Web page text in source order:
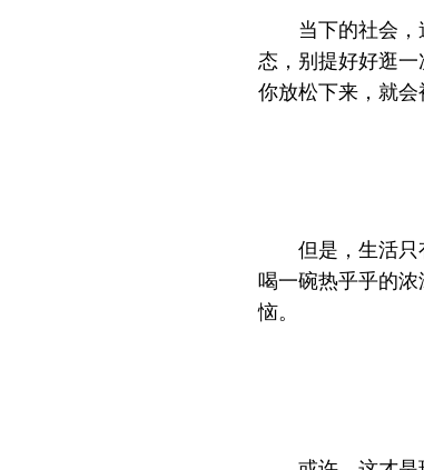
当下的社会
态，别提好好逛
你放松下来，就会
但是，生活只
喝一碗热乎乎的
恼。